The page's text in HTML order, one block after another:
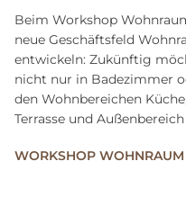
Beim Workshop
neue Geschäftsfeld
entwickeln: Zukünftig
nicht nur in Badezimmer
den Wohnbereichen
Terrasse und
WORKSHOP WOHNRAUM